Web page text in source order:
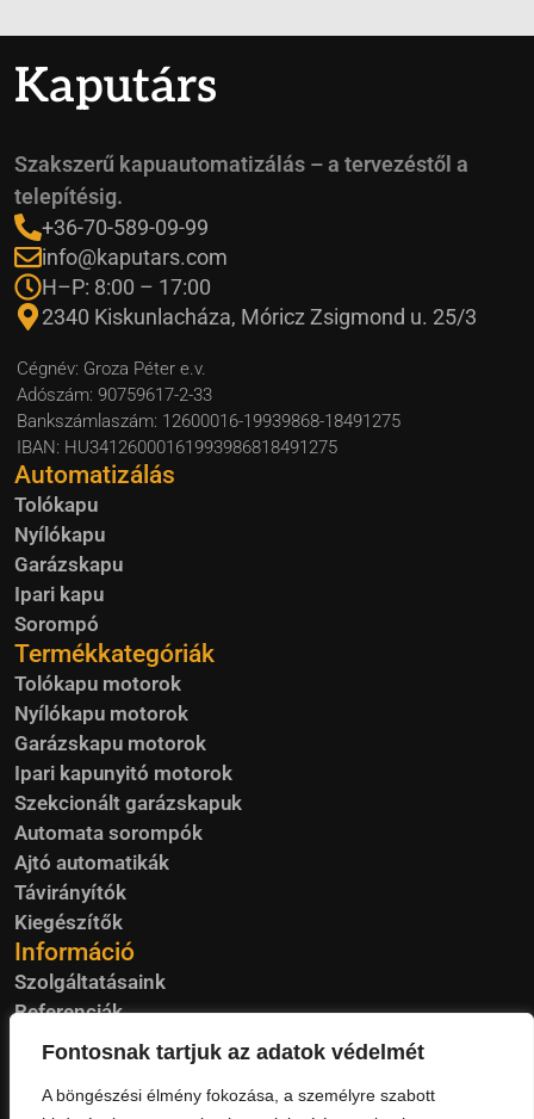
Fontosnak tartjuk az adatok védelmét
A böngészési élmény fokozása, a személyre szabott
Kaputárs
Szakszerű kapuautomatizálás – a tervezéstől a
telepítésig.
+36-70-589-09-99
info@kaputars.com
H–P: 8:00 – 17:00
2340 Kiskunlacháza, Móricz Zsigmond u. 25/3
Cégnév: Groza Péter e.v.
Adószám: 90759617-2-33
Bankszámlaszám: 12600016-19939868-18491275
IBAN: HU34126000161993986818491275
Automatizálás
Tolókapu
Nyílókapu
Garázskapu
Ipari kapu
Sorompó
Termékkategóriák
Tolókapu motorok
Nyílókapu motorok
Garázskapu motorok
Ipari kapunyitó motorok
Szekcionált garázskapuk
Automata sorompók
Ajtó automatikák
Távirányítók
Kiegészítők
Információ
Szolgáltatásaink
Referenciák
Blog
Garancia